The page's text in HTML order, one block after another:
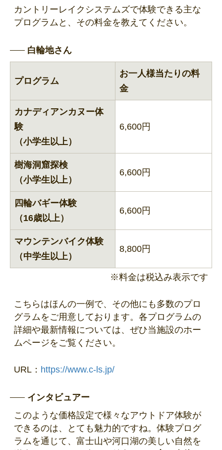
カントリーレイクシステムズで体験できる主な
プログラムと、その料金を教えてください。
白輪地さん
プログラム
お一人様当たりの料
金
カナディアンカヌー体
験
（小学生以上）
6,600円
樹海洞窟探検
（小学生以上）
6,600円
四輪バギー体験
（16歳以上）
6,600円
マウンテンバイク体験
（中学生以上）
8,800円
※料金は税込み表示です
こちらはほんの一例で、その他にも多数のプロ
グラムをご用意しております。各プログラムの
詳細や最新情報については、ぜひ当施設のホー
ムページをご覧ください。
URL： https://www.c-ls.jp/
インタビュアー
このような価格設定で様々なアウトドア体験が
できるのは、とても魅力的ですね。体験プログ
ラムを通じて、富士山や河口湖の美しい自然を